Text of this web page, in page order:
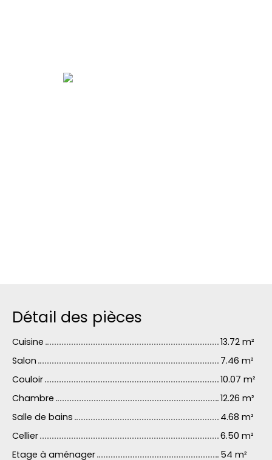
Détail des pièces
Cuisine
13.72 m²
Salon
7.46 m²
Couloir
10.07 m²
Chambre
12.26 m²
Salle de bains
4.68 m²
Cellier
6.50 m²
Etage à aménager
54 m²